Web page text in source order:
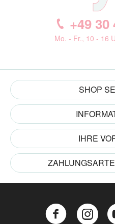
+49 30
Mo. - Fr., 10 - 16
SHOP
IHRE